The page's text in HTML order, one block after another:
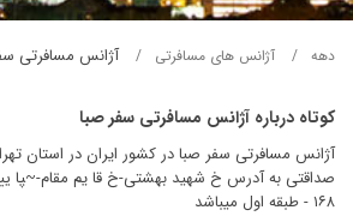
دهه آژانس های مسافرتی آژانس مسافرتی
کوتاه درباره آژانس مسافرتی سفر صبا
آژانس مسافرتی سفر صبا در کشور ایران در استان
صداقتی به آدرس خ شهید بهشتی-خ قا یم مقام-‍‍‍‍‍‍~‍‍‍‍‍‍پا
۱۶۸ - طبقه اول میباشد